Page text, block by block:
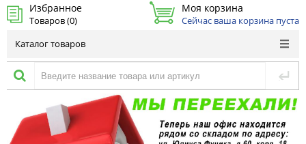
Оптовым покупателям
Избранное
Товаров (0)
Моя корзина
Сейчас ваша корзина пуста
Каталог товаров